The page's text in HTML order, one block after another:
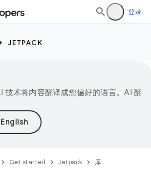
登录
JETPACK
技术将内容翻译成您偏好的语言。AI 翻
Get started Jetpack 库